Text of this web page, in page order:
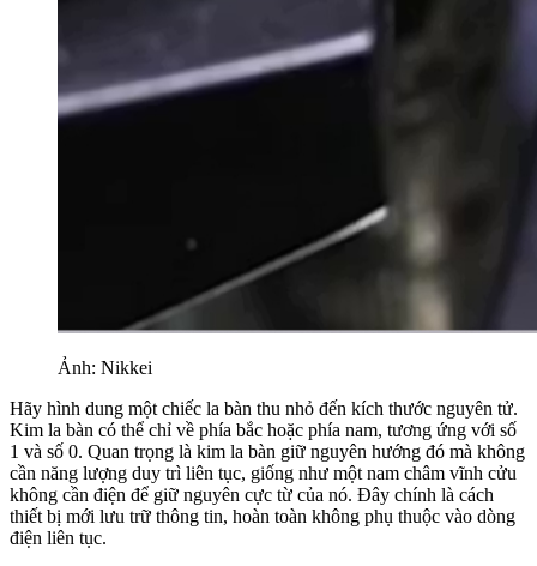
Ảnh: Nikkei
Hãy hình dung một chiếc la bàn thu nhỏ đến kích thước nguyên tử.
Kim la bàn có thể chỉ về phía bắc hoặc phía nam, tương ứng với số
1 và số 0. Quan trọng là kim la bàn giữ nguyên hướng đó mà không
cần năng lượng duy trì liên tục, giống như một nam châm vĩnh cửu
không cần điện để giữ nguyên cực từ của nó. Đây chính là cách
thiết bị mới lưu trữ thông tin, hoàn toàn không phụ thuộc vào dòng
điện liên tục.